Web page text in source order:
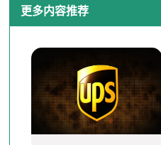
更多内容推荐